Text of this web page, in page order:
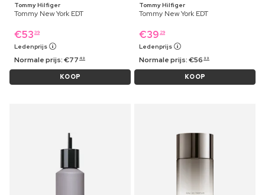
Tommy Hilfiger
Tommy New York EDT
€53 39
Ledenprijs
Normale prijs:€77 49
KOOP
Tommy Hilfiger
Tommy New York EDT
€39 29
Ledenprijs
Normale prijs:€56 99
KOOP